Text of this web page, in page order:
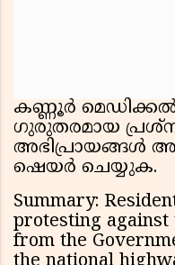
കണ്ണൂർ
ഗുരുതരമായ
അഭിപ്രായങ്ങൾ
ഷെയർ ചെയ്യുക.
Summary:
protesting against
from the